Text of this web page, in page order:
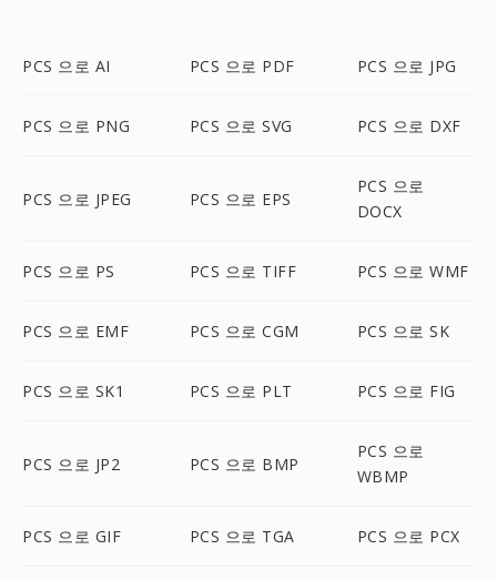
PCS 으로 AI PCS 으로 PDF PCS 으로 JPG
PCS 으로 PNG PCS 으로 SVG PCS 으로 DXF
PCS 으로 JPEG PCS 으로 EPS
PCS 으로
DOCX
PCS 으로 PS PCS 으로 TIFF PCS 으로 WMF
PCS 으로 EMF PCS 으로 CGM PCS 으로 SK
PCS 으로 SK1 PCS 으로 PLT PCS 으로 FIG
PCS 으로 JP2 PCS 으로 BMP
PCS 으로
WBMP
PCS 으로 GIF PCS 으로 TGA PCS 으로 PCX